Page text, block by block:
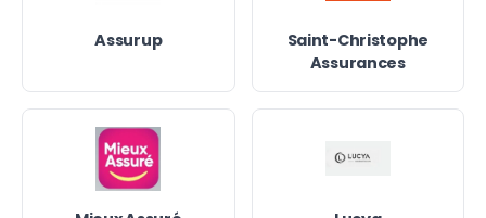
Assurup
Saint-Christophe
Assurances